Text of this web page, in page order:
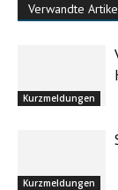
Verwandte
Kurzmeldungen
Kurzmeldungen